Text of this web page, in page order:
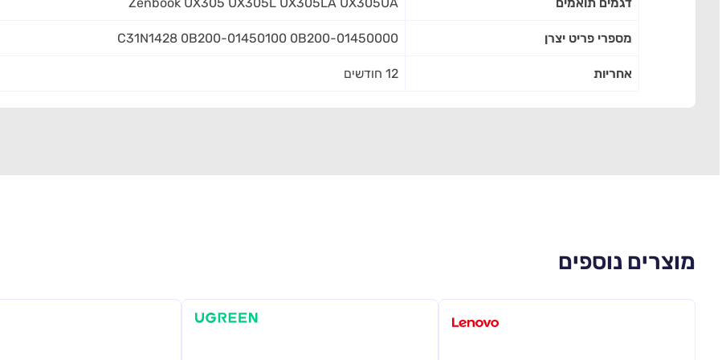
דגמים תואמים Zenbook UX305 UX305L UX305LA UX305UA
מספרי פריט יצרן C31N1428 0B200-01450100 0B200-01450000
אחריות 12 חודשים
מוצרים נוספים